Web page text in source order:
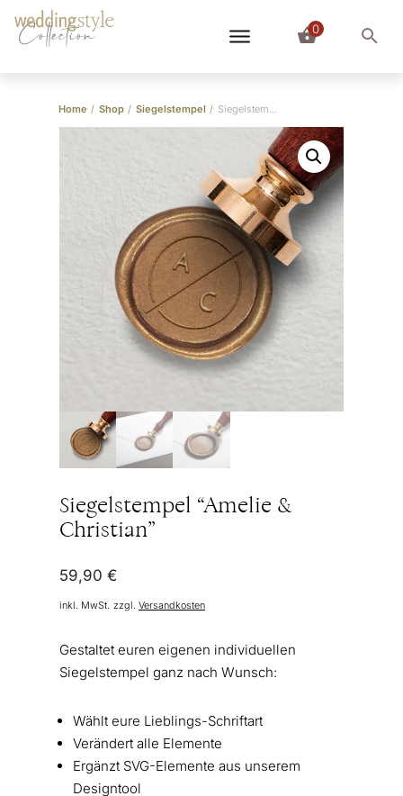
Collection 0
Home / Shop / Siegelstempel / Siegelstempel “Amelie & Christian”
Siegelstempel “Amelie &
Christian”
59,90 €
inkl. MwSt. zzgl. Versandkosten
Gestaltet euren eigenen individuellen
Siegelstempel ganz nach Wunsch:
Wählt eure Lieblings-Schriftart
Verändert alle Elemente
Ergänzt SVG-Elemente aus unserem
Designtool